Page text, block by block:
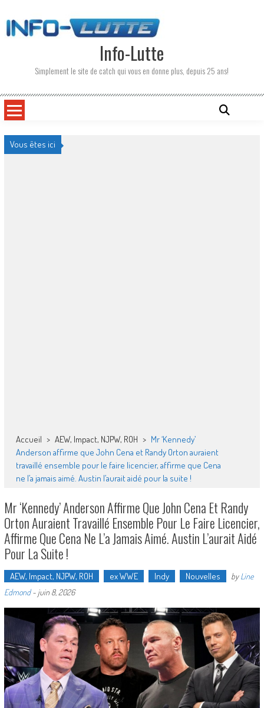
to
content
Info-Lutte
Simplement le site de catch qui vous en donne plus, depuis 25 ans!
Vous êtes ici
Accueil > AEW, Impact, NJPW, ROH > Mr ‘Kennedy’
Anderson affirme que John Cena et Randy Orton auraient
travaillé ensemble pour le faire licencier, affirme que Cena
ne l’a jamais aimé. Austin l’aurait aidé pour la suite !
Mr ‘Kennedy’ Anderson Affirme Que John Cena Et Randy
Orton Auraient Travaillé Ensemble Pour Le Faire Licencier,
Affirme Que Cena Ne L’a Jamais Aimé. Austin L’aurait Aidé
Pour La Suite !
AEW, Impact, NJPW, ROH ex WWE Indy Nouvelles byLine
Edmond- juin 8, 2026